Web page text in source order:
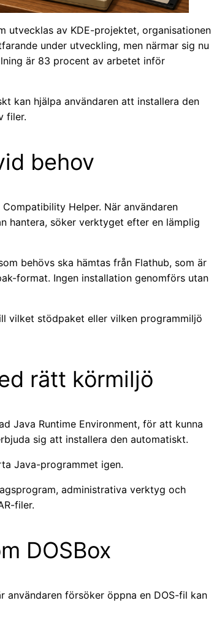
utvecklas av KDE-projektet, organisationen
under utveckling, men närmar sig nu
är 83 procent av arbetet inför
kan hjälpa användaren att installera den
filer.
behov
Helper. När användaren
hantera, söker verktyget efter en lämplig
behövs ska hämtas från Flathub, som är
format. Ingen installation genomförs utan
vilket stödpaket eller vilken programmiljö
rätt körmiljö
Java Runtime Environment, för att kunna
sig att installera den automatiskt.
Java-programmet igen.
administrativa verktyg och
filer.
DOSBox
användaren försöker öppna en DOS-fil kan